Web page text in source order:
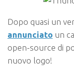
Dopo quasi un
annunciato un
open-source di
nuovo logo!